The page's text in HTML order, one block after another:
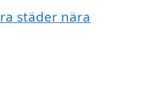
städer nära